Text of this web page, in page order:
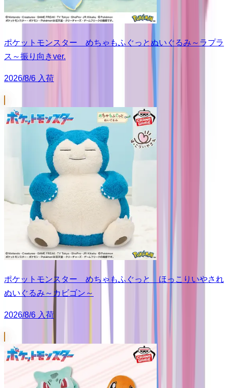
ポケットモンスター めちゃもふぐっとぬいぐるみ～ラプラ
ス～振り向きver.
2026/8/6 入荷
ポケットモンスター めちゃもふぐっと ほっこりいやされ
ぬいぐるみ～カビゴン～
2026/8/6 入荷